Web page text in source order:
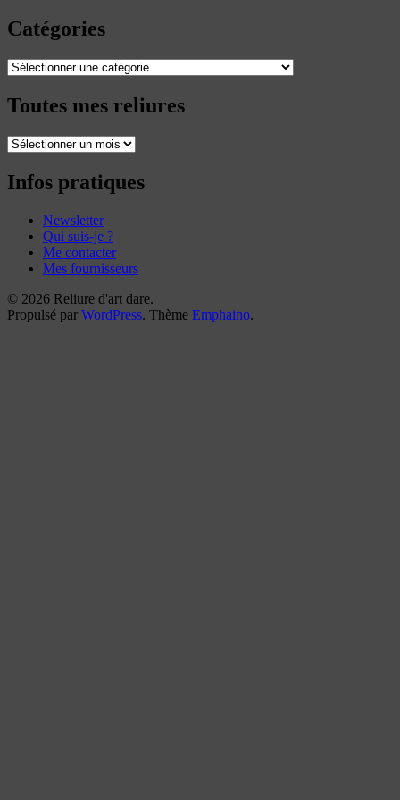
Catégories
Catégories
Toutes mes reliures
Toutes
reliures
Infos pratiques
Newsletter
Qui suis-je ?
Me contacter
Mes fournisseurs
© 2026 Reliure d'art dare.
Propulsé par WordPress. Thème Emphaino.